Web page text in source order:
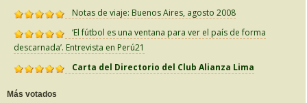
Notas de viaje: Buenos Aires, agosto 2008
‘El fútbol es una ventana para ver el país de forma
descarnada’. Entrevista en Perú21
Carta del Directorio del Club Alianza Lima
Más votados